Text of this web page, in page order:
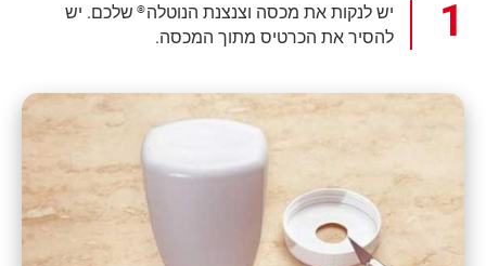
יש לנקות את מכסה וצנצנת הנוטלה®שלכם. יש
להסיר את הכרטיס מתוך המכסה.